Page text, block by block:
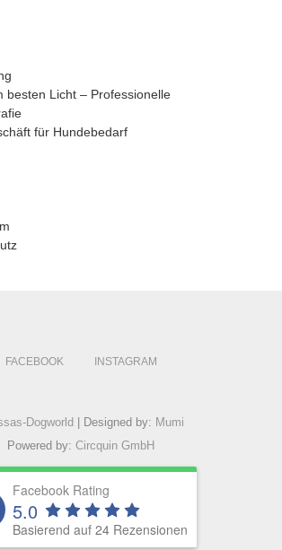
besten Licht – Professionelle
für Hundebedarf
FACEBOOK INSTAGRAM
Dogworld | Designed by: Mumi
Powered by: Circquin GmbH
Facebook Rating
5.0
Basierend auf 24 Rezensionen